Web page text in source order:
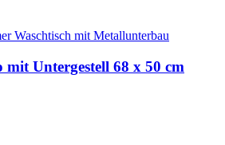
Untergestell 68 x 50 cm